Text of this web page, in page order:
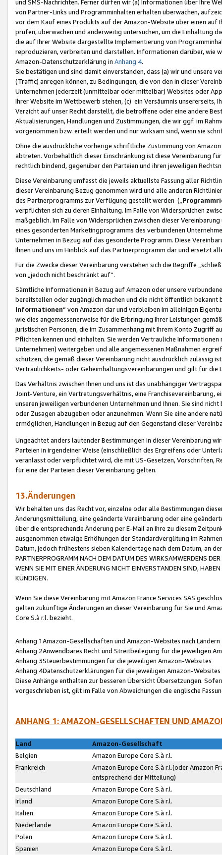
und SMS-Nachrichten. Ferner dürfen wir (a) Informationen über Ihre
von Partner-Links und Programminhalten erhalten überwachen,
vor dem Kauf eines Produkts auf der Amazon-Website über einen
prüfen, überwachen und anderweitig untersuchen, um die Einhaltung
die auf Ihrer Website dargestellte Implementierung von
reproduzieren, verbreiten und darstellen. Informationen darüber, wie
Amazon-Datenschutzerklärung in Anhang 4.
Sie bestätigen und sind damit einverstanden, dass (a) wir und
(Traffic) anregen können, zu Bedingungen, die von den in dieser
Unternehmen jederzeit (unmittelbar oder mittelbar) Websites oder
Ihrer Website im Wettbewerb stehen, (c) ein Versäumnis unsererseits,
Verzicht auf unser Recht darstellt, die betroffene oder eine andere
Aktualisierungen, Handlungen und Zustimmungen, die wir ggf. im
vorgenommen bzw. erteilt werden und nur wirksam sind, wenn sie
Ohne die ausdrückliche vorherige schriftliche Zustimmung von
abtreten. Vorbehaltlich dieser Einschränkung ist diese Vereinbarung
rechtlich bindend, gegenüber den Parteien und ihren jeweiligen
Diese Vereinbarung umfasst die jeweils aktuellste Fassung aller
dieser Vereinbarung Bezug genommen wird und alle anderen
des Partnerprogramms zur Verfügung gestellt werden („
verpflichten sich zu deren Einhaltung. Im Falle von Widersprüchen
maßgeblich. Im Falle von Widersprüchen zwischen dieser
eines gesonderten Marketingprogramms des verbundenen
Unternehmen in Bezug auf das gesonderte Programm. Diese
Ihnen und uns im Hinblick auf das Partnerprogramm dar und ersetzt
Für die Zwecke dieser Vereinbarung verstehen sich die Begriffe
von „jedoch nicht beschränkt auf“.
Sämtliche Informationen in Bezug auf Amazon oder unsere
bereitstellen oder zugänglich machen und die nicht öffentlich
Informationen“ von Amazon dar und verbleiben im alleinigen
wie dies angemessenerweise für die Erbringung Ihrer Leistungen
juristischen Personen, die im Zusammenhang mit Ihrem Konto
Pflichten kennen und einhalten. Sie werden Vertrauliche
Unternehmen) weitergeben und alle angemessenen Maßnahmen
schützen, die gemäß dieser Vereinbarung nicht ausdrücklich zulässig
Vertraulichkeits- oder Geheimhaltungsvereinbarungen und gilt für die
Das Verhältnis zwischen Ihnen und uns ist das unabhängiger
Joint-Venture, ein Vertretungsverhältnis, eine Franchisevereinbarung,
unseren jeweiligen verbundenen Unternehmen und Ihnen. Sie sind
oder Zusagen abzugeben oder anzunehmen. Wenn Sie eine andere
ermöglichen, Handlungen in Bezug auf den Gegenstand dieser
Ungeachtet anders lautender Bestimmungen in dieser Vereinbarung
Parteien in irgendeiner Weise (einschließlich des Ergreifens oder
veranlasst oder verpflichtet wird, die mit US-Gesetzen, Vorschriften,
für eine der Parteien dieser Vereinbarung gelten.
13.Änderungen
Wir behalten uns das Recht vor, einzelne oder alle Bestimmungen
Änderungsmitteilung, eine geänderte Vereinbarung oder eine
über die entsprechende Änderung per E-Mail an Ihre zu diesem
ausgenommen etwaige Erhöhungen der Standardvergütung im
Datum, jedoch frühestens sieben Kalendertage nach dem Datum, an
PARTNERPROGRAMM NACH DEM DATUM DES WIRKSAMWERDENS
WENN SIE MIT EINER ÄNDERUNG NICHT EINVERSTANDEN SIND,
KÜNDIGEN.
Wenn Sie diese Vereinbarung mit Amazon France Services SAS
gelten zukünftige Änderungen an dieser Vereinbarung für Sie und
Core S.à r.l. bezieht.
Anhang 1Amazon-Gesellschaften und Amazon-Websites nach Ländern
Anhang 2Anwendbares Recht und Streitbeilegung für die jeweiligen
Anhang 3Steuerbestimmungen für die jeweiligen Amazon-Websites
Anhang 4Datenschutzerklärungen für die jeweiligen Amazon-Websites
Diese Anhänge enthalten zur besseren Übersicht Übersetzungen.
vorgeschrieben ist, gilt im Falle von Abweichungen die englische
ANHANG 1: AMAZON-GESELLSCHAFTEN UND
Land
Amazon-Gesellschaft
Belgien
Amazon Europe Core S.à r.l.
Frankreich
Amazon Europe Core S.à r.l.(oder Amazon
entsprechend der Mitteilung)
Deutschland
Amazon Europe Core S.à r.l.
Irland
Amazon Europe Core S.à r.l.
Italien
Amazon Europe Core S.à r.l.
Niederlande
Amazon Europe Core S.à r.l.
Polen
Amazon Europe Core S.à r.l.
Spanien
Amazon Europe Core S.à r.l.